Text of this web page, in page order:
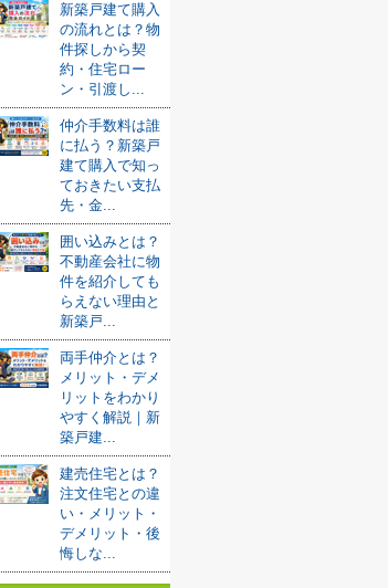
新築戸建て購入
の流れとは？物
件探しから契
約・住宅ロー
ン・引渡し...
仲介手数料は誰
に払う？新築戸
建て購入で知っ
ておきたい支払
先・金...
囲い込みとは？
不動産会社に物
件を紹介しても
らえない理由と
新築戸...
両手仲介とは？
メリット・デメ
リットをわかり
やすく解説｜新
築戸建...
建売住宅とは？
注文住宅との違
い・メリット・
デメリット・後
悔しな...